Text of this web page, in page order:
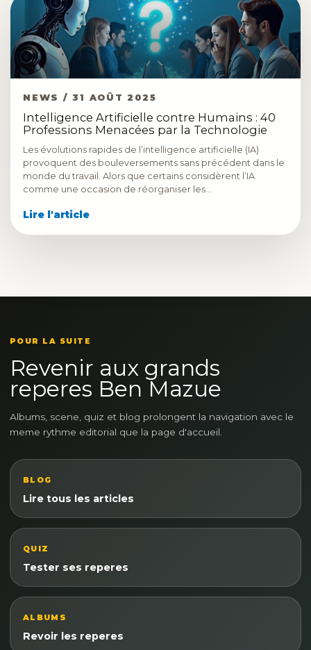
NEWS / 31 AOÛT 2025
Intelligence Artificielle contre Humains : 40
Professions Menacées par la Technologie
Les évolutions rapides de l’intelligence artificielle (IA)
provoquent des bouleversements sans précédent dans le
monde du travail. Alors que certains considèrent l’IA
comme une occasion de réorganiser les…
Lire l'article
POUR LA SUITE
Revenir aux grands
reperes Ben Mazue
Albums, scene, quiz et blog prolongent la navigation avec le
meme rythme editorial que la page d'accueil.
BLOG
Lire tous les articles
QUIZ
Tester ses reperes
ALBUMS
Revoir les reperes